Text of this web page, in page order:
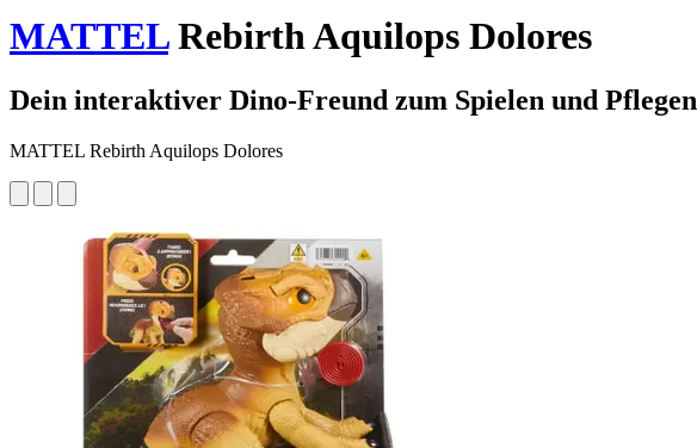
MATTELRebirth Aquilops Dolores
Dein interaktiver Dino-Freund zum Spielen und Pflegen
MATTEL Rebirth Aquilops Dolores